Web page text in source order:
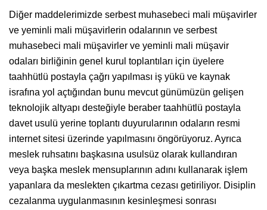
Diğer maddelerimizde serbest muhasebeci mali müşavirler
ve yeminli mali müşavirlerin odalarının ve serbest
muhasebeci mali müşavirler ve yeminli mali müşavir
odaları birliğinin genel kurul toplantıları için üyelere
taahhütlü postayla çağrı yapılması iş yükü ve kaynak
israfına yol açtığından bunu mevcut günümüzün gelişen
teknolojik altyapı desteğiyle beraber taahhütlü postayla
davet usulü yerine toplantı duyurularının odaların resmi
internet sitesi üzerinde yapılmasını öngörüyoruz. Ayrıca
meslek ruhsatını başkasına usulsüz olarak kullandıran
veya başka meslek mensuplarının adını kullanarak işlem
yapanlara da meslekten çıkartma cezası getiriliyor. Disiplin
cezalanma uygulanmasının kesinleşmesi sonrası